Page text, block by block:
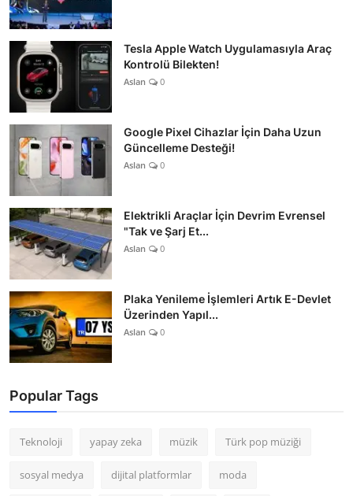
Tesla Apple Watch Uygulamasıyla Araç
Kontrolü Bilekten!
Aslan 0
Google Pixel Cihazlar İçin Daha Uzun
Güncelleme Desteği!
Aslan 0
Elektrikli Araçlar İçin Devrim Evrensel
"Tak ve Şarj Et...
Aslan 0
Plaka Yenileme İşlemleri Artık E-Devlet
Üzerinden Yapıl...
Aslan 0
Popular Tags
Teknoloji yapay zeka müzik Türk pop müziği
sosyal medya dijital platformlar moda